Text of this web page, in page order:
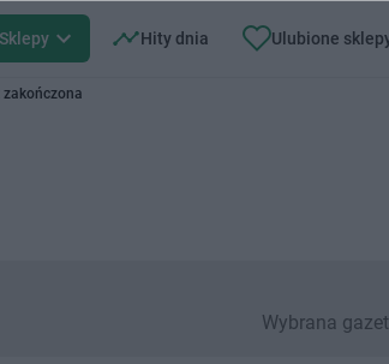
Sklepy Hity dnia Ulubione
– Wybrana
zakończona
Wybrana